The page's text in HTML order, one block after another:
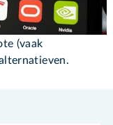
(vaak